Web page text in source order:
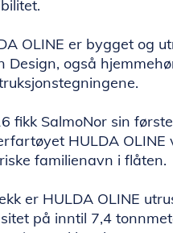
OLINE er bygget og
Design, også
fikk SalmoNor sin
HULDA
familienavn i flåten.
er HULDA OLINE
på inntil 7,4